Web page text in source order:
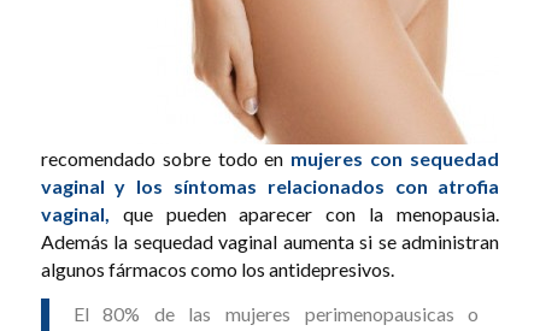
recomendado sobre todo en mujeres con sequedad
vaginal y los síntomas relacionados con atrofia
vaginal,
que pueden aparecer con la menopausia.
Además la sequedad vaginal aumenta si se administran
algunos fármacos como los antidepresivos.
El 80% de las mujeres perimenopausicas o